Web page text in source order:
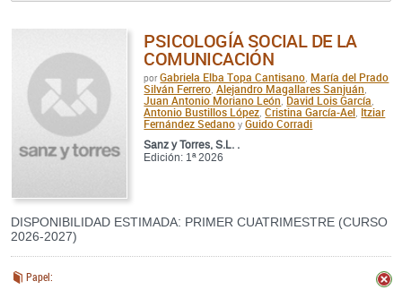
PSICOLOGÍA SOCIAL DE LA
COMUNICACIÓN
porGabriela Elba Topa Cantisano María del Prado
Silván Ferrero ,Alejandro Magallares Sanjuán
Juan Antonio Moriano León David Lois García
Antonio Bustillos López ,Cristina García-Ael Itziar
Fernández Sedano yGuido Corradi
Sanz y Torres, S.L. .
Edición: 1ª 2026
DISPONIBILIDAD ESTIMADA: PRIMER CUATRIMESTRE (CURSO
2026-2027)
Papel: